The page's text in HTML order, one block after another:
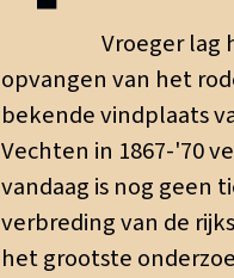
Vroeger lag
opvangen van het
bekende vindplaats
Vechten in 1867-'70
vandaag is nog geen
verbreding van de
het grootste